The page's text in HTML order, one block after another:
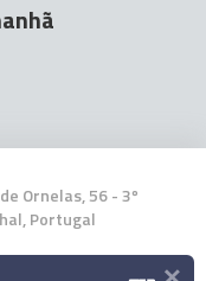
Ornelas, 56 - 3º
Portugal